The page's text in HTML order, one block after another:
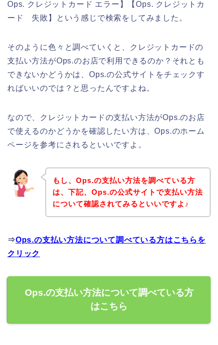
Ops. クレジットカード エラー】【Ops. クレジットカ
ード 失敗】という感じで検索をしてみました。
そのように色々と調べていくと、クレジットカードの
支払い方法がOps.のお店で利用できるのか？それとも
できないかどうかは、Ops.の公式サイトをチェックす
ればいいのでは？と思ったんですよね。
なので、クレジットカードの支払い方法がOps.のお店
で使えるのかどうかを確認したい方は、Ops.のホーム
ページを参考にされるといいですよ。
もし、Ops.の支払い方法を調べている方
は、下記、Ops.の公式サイトで支払い方法
について確認されてみるといいですよ♪
⇒Ops.の支払い方法について調べている方はこちらを
クリック
Ops.の支払い方法について調べている方
はこちら